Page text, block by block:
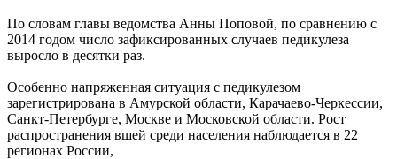
По словам главы ведомства Анны Поповой, по сравнению с
2014 годом число зафиксированных случаев педикулеза
выросло в десятки раз.
Особенно напряженная ситуация с педикулезом
зарегистрирована в Амурской области, Карачаево-Черкессии,
Санкт-Петербурге, Москве и Московской области. Рост
распространения вшей среди населения наблюдается в 22
регионах России,